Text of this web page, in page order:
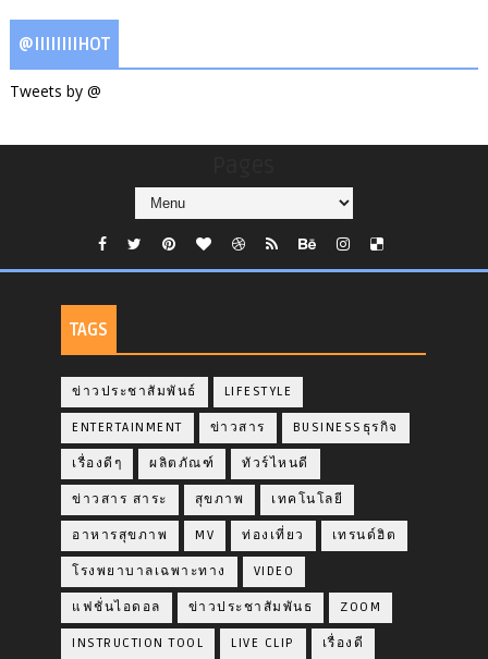
@IIIIIIIIHOT
Tweets by @
TAGS
ข่าวประชาสัมพันธ์ LIFESTYLE
ENTERTAINMENT ข่าวสาร BUSINESSธุรกิจ
เรื่องดีๆ ผลิตภัณฑ์ ทัวร์ไหนดี
ข่าวสาร สาระ สุขภาพ เทคโนโลยี
อาหารสุขภาพ MV ท่องเที่ยว เทรนด์ฮิต
โรงพยาบาลเฉพาะทาง VIDEO
แฟชั่นไอดอล ข่าวประชาสัมพันธ ZOOM
INSTRUCTION TOOL LIVE CLIP เรื่องดี